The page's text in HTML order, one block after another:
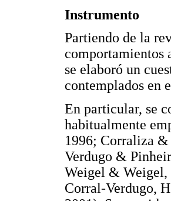
Instrumento
Partiendo de la
comportamientos
se elaboró un
contemplados en
En particular, se
habitualmente
1996; Corraliza
Verdugo &
Weigel & Weigel,
Corral-Verdugo,